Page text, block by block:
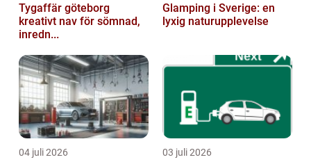
Tygaffär göteborg
kreativt nav för sömnad,
inredn...
Glamping i Sverige: en
lyxig naturupplevelse
04 juli 2026 03 juli 2026